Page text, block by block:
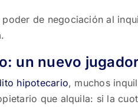
de negociación al
un nuevo
hipotecario, muchos
que alquila: si la